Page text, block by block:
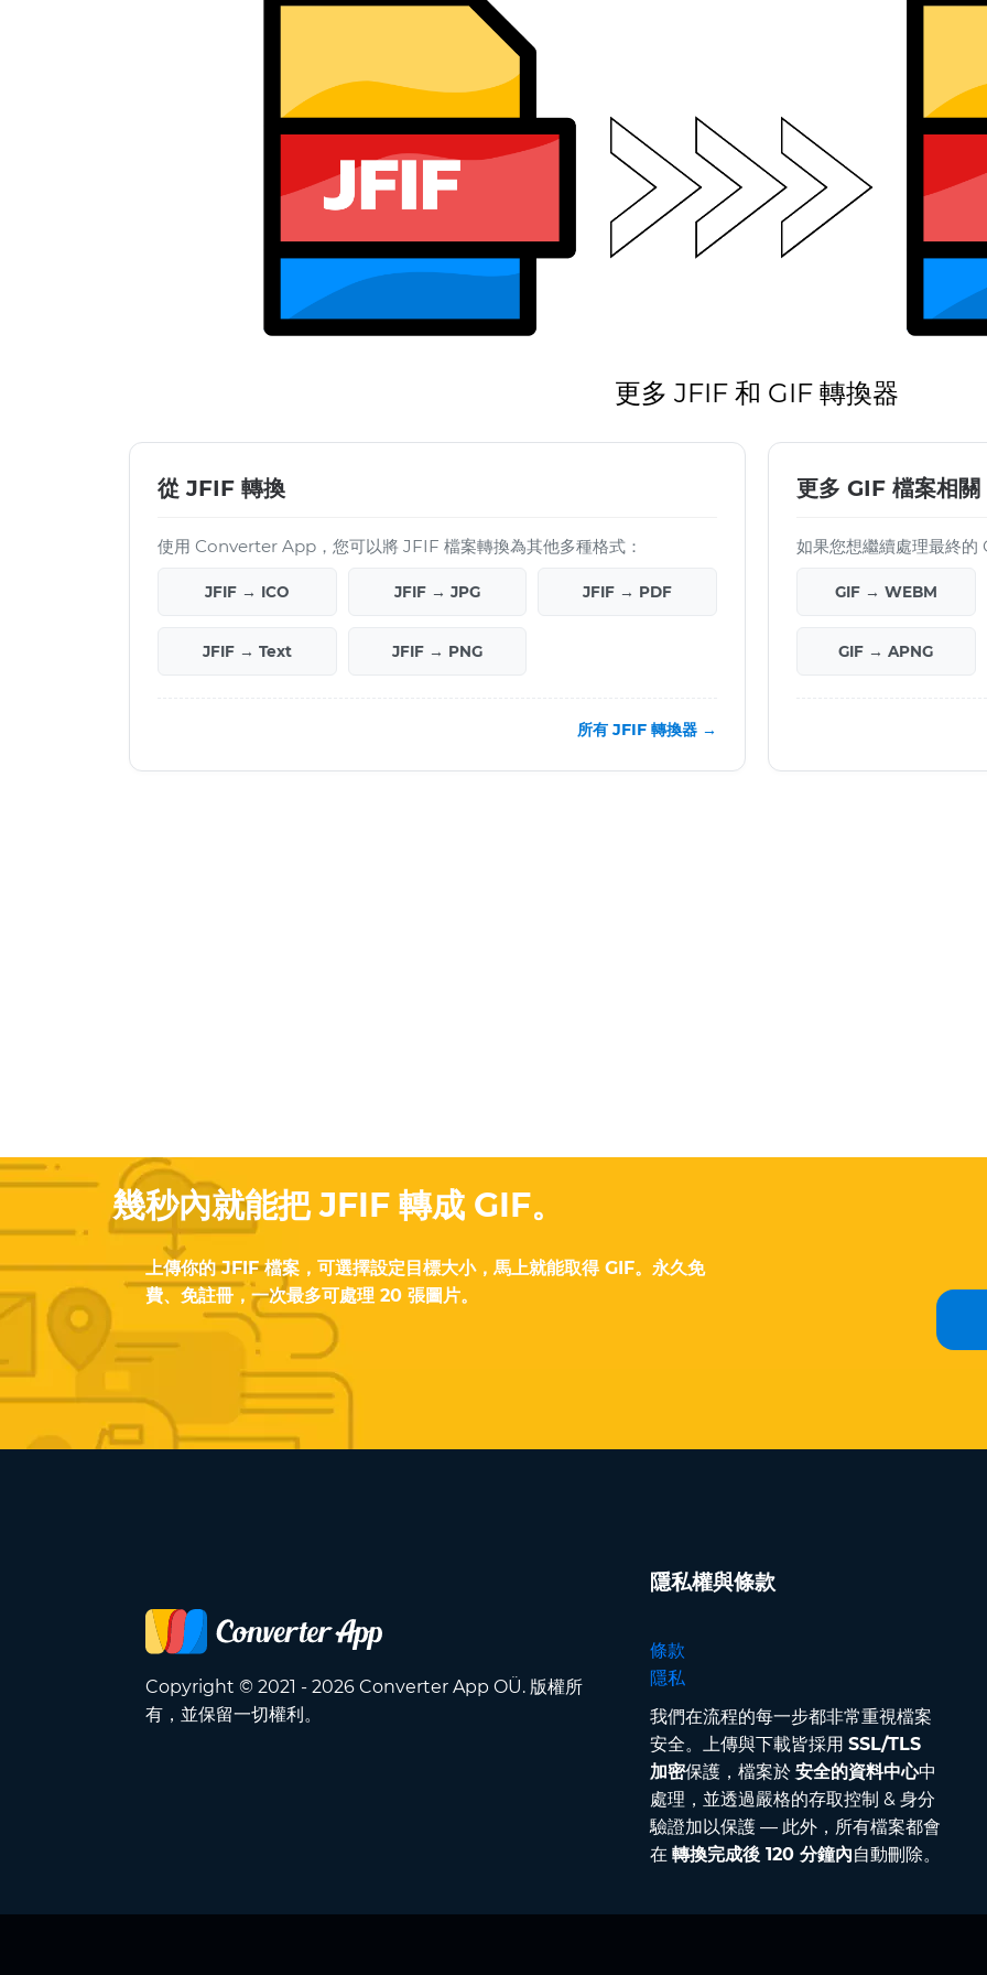
更多 JFIF 和 GIF 轉換器
從 JFIF 轉換
使用 Converter App，您可以將 JFIF 檔案轉換為其他多種格式：
JFIF → ICO JFIF → JPG JFIF → PDF
JFIF → Text JFIF → PNG
所有 JFIF 轉換器 →
更多 GIF 檔案相關
如果您想繼續處理最終的
GIF → WEBM
GIF → APNG
幾秒內就能把 JFIF 轉成 GIF。
上傳你的 JFIF 檔案，可選擇設定目標大小，馬上就能取得 GIF。永久免
費、免註冊，一次最多可處理 20 張圖片。
Copyright © 2021 - 2026 Converter App OÜ. 版權所
有，並保留一切權利。
隱私權與條款
條款
隱私
我們在流程的每一步都非常重視檔案
安全。上傳與下載皆採用 SSL/TLS
加密保護，檔案於 安全的資料中心中
處理，並透過嚴格的存取控制 & 身分
驗證加以保護 — 此外，所有檔案都會
在 轉換完成後 120 分鐘內自動刪除。